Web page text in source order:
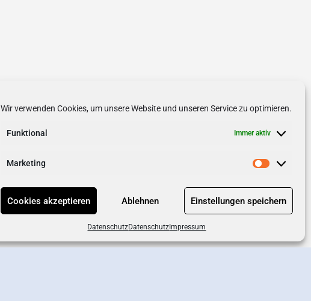
Wir verwenden Cookies, um unsere Website und unseren Service zu optimieren.
Funktional Immer aktiv
Marketing
Cookies akzeptieren Ablehnen Einstellungen speichern
DatenschutzDatenschutz Impressum